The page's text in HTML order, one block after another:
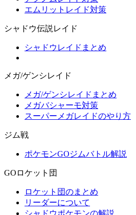
エムリットレイド対策
シャドウ伝説レイド
シャドウレイドまとめ
メガ/ゲンシレイド
メガ/ゲンシレイドまとめ
メガバシャーモ対策
スーパーメガレイドのやり方
ジム戦
ポケモンGOジムバトル解説
GOロケット団
ロケット団のまとめ
リーダーについて
シャドウポケモンの解説